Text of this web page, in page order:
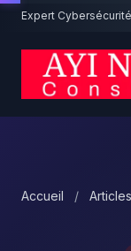
Aller au contenu
Expert
Accueil / Articles
Un projet